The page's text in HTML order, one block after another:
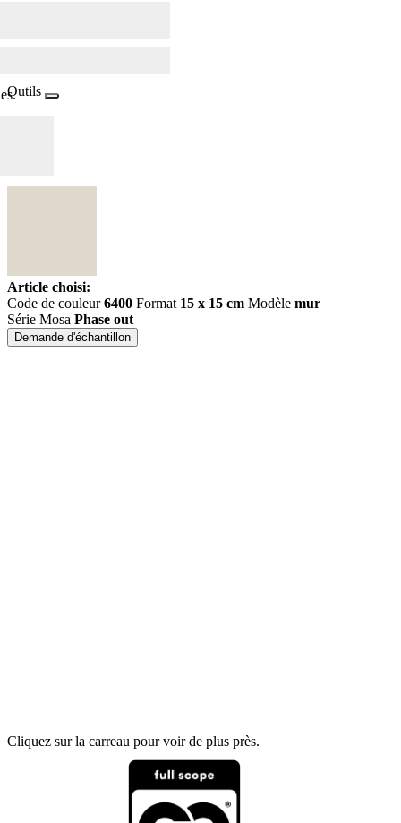
Outils
Article choisi:
Code de couleur6400 Format 15 x 15 cm Modèle mur
Série Mosa Phase out
Demande d'échantillon
Cliquez sur la carreau pour voir de plus près.